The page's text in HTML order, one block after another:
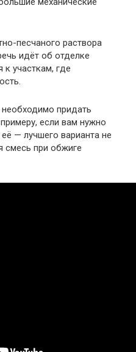
песчаного раствора
идёт об отделке
к участкам, где
придать
если вам нужно
— лучшего варианта не
смесь при обжиге